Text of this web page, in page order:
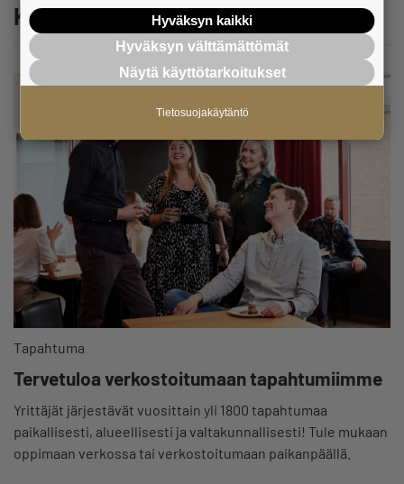
Katso myös
Tapahtuma
Tervetuloa verkostoitumaan tapahtumiimme
Yrittäjät järjestävät vuosittain yli 1800 tapahtumaa
paikallisesti, alueellisesti ja valtakunnallisesti! Tule mukaan
oppimaan verkossa tai verkostoitumaan paikanpäällä.
Hyväksyn kaikki
Hyväksyn välttämättömät
Näytä käyttötarkoitukset
Tietosuojakäytäntö